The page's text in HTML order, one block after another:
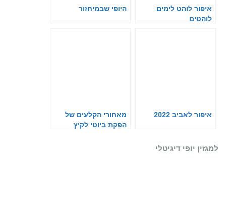
איפור לוהט לימים
לוהטים
היופי שבמיחזור
איפור לאביב 2022
מאחורי הקלעים של
הפקת ביוטי לקיץ
למגזין יופי דיגיטלי